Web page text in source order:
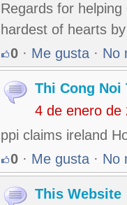
Regards for
hardest of hearts
0 · Me gusta · No
Thi Cong Noi
4 de enero de
ppi claims ireland
0 · Me gusta · No
This Website